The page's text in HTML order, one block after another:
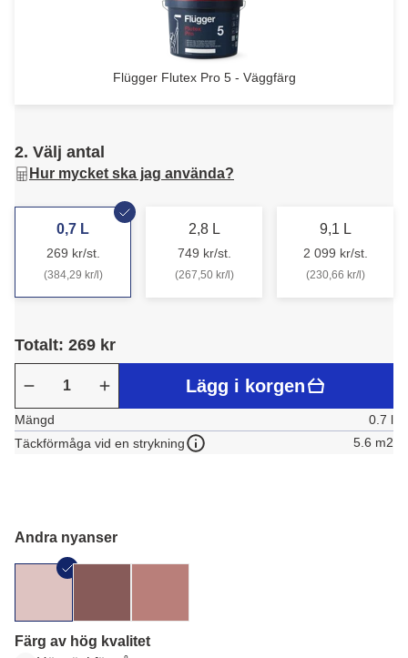
Flügger Flutex Pro 5 - Väggfärg
2. Välj antal
Hur mycket ska jag använda?
0,7 L
269 kr/st.
(384,29 kr/l)
2,8 L
749 kr/st.
(267,50 kr/l)
9,1 L
2 099 kr/st.
(230,66 kr/l)
Totalt: 269 kr
Lägg i korgen
Mängd
0.7 l
Täckförmåga vid en strykning
5.6 m2
Andra nyanser
Färg av hög kvalitet